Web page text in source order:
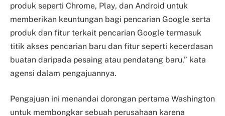
produk seperti Chrome, Play, dan Android untuk
memberikan keuntungan bagi pencarian Google serta
produk dan fitur terkait pencarian Google termasuk
titik akses pencarian baru dan fitur seperti kecerdasan
buatan daripada pesaing atau pendatang baru,” kata
agensi dalam pengajuannya.
Pengajuan ini menandai dorongan pertama Washington
untuk membongkar sebuah perusahaan karena